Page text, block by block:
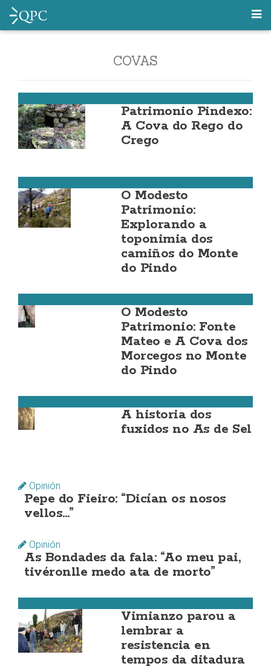
COVAS
Patrimonio Pindexo:
A Cova do Rego do
Crego
O Modesto
Patrimonio:
Explorando a
toponimia dos
camiños do Monte
do Pindo
O Modesto
Patrimonio: Fonte
Mateo e A Cova dos
Morcegos no Monte
do Pindo
A historia dos
fuxidos no As de Sel
Opinión
Pepe do Fieiro: “Dicían os nosos
vellos…”
Opinión
As Bondades da fala: “Ao meu pai,
tivéronlle medo ata de morto”
Vimianzo parou a
lembrar a
resistencia en
tempos da ditadura